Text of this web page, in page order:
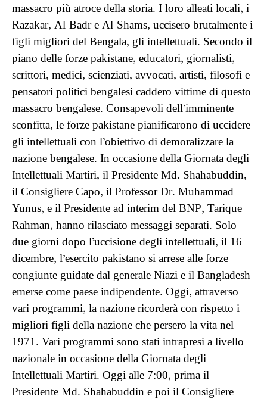
massacro più atroce della storia. I loro alleati locali, i
Razakar, Al-Badr e Al-Shams, uccisero brutalmente i
figli migliori del Bengala, gli intellettuali. Secondo il
piano delle forze pakistane, educatori, giornalisti,
scrittori, medici, scienziati, avvocati, artisti, filosofi e
pensatori politici bengalesi caddero vittime di questo
massacro bengalese. Consapevoli dell’imminente
sconfitta, le forze pakistane pianificarono di uccidere
gli intellettuali con l’obiettivo di demoralizzare la
nazione bengalese. In occasione della Giornata degli
Intellettuali Martiri, il Presidente Md. Shahabuddin,
il Consigliere Capo, il Professor Dr. Muhammad
Yunus, e il Presidente ad interim del BNP, Tarique
Rahman, hanno rilasciato messaggi separati. Solo
due giorni dopo l’uccisione degli intellettuali, il 16
dicembre, l’esercito pakistano si arrese alle forze
congiunte guidate dal generale Niazi e il Bangladesh
emerse come paese indipendente. Oggi, attraverso
vari programmi, la nazione ricorderà con rispetto i
migliori figli della nazione che persero la vita nel
1971. Vari programmi sono stati intrapresi a livello
nazionale in occasione della Giornata degli
Intellettuali Martiri. Oggi alle 7:00, prima il
Presidente Md. Shahabuddin e poi il Consigliere